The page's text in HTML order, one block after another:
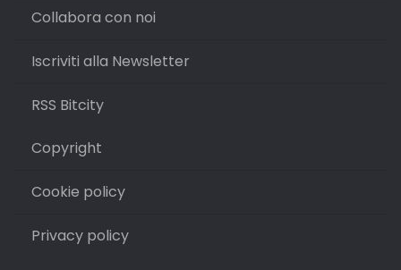
Collabora con noi
Iscriviti alla Newsletter
RSS Bitcity
Copyright
Cookie policy
Privacy policy